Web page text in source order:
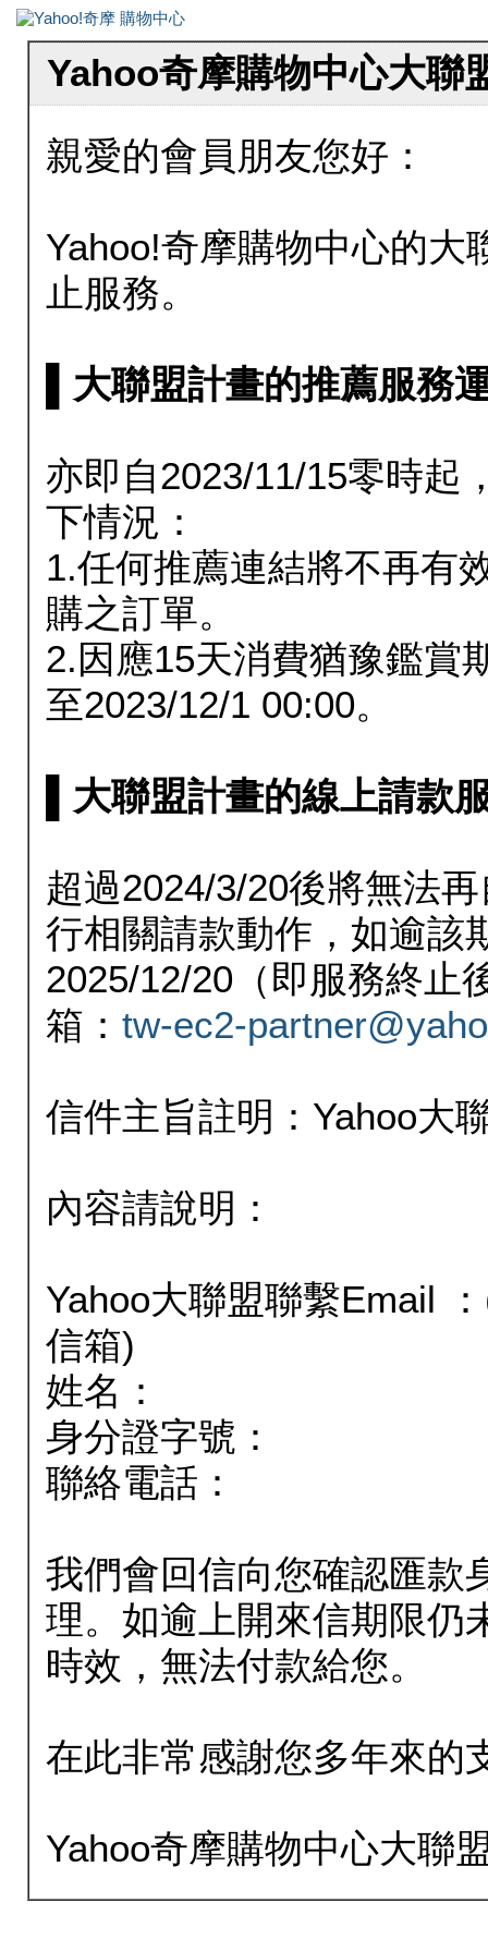
Yahoo奇摩購物中心大聯
親愛的會員朋友您好：
Yahoo!奇摩購物中心的大
止服務。
▌大聯盟計畫的推薦服務
亦即自2023/11/15零時起
下情況：
1.任何推薦連結將不再有
購之訂單。
2.因應15天消費猶豫鑑賞
至2023/12/1 00:00。
▌大聯盟計畫的線上請款
超過2024/3/20後將無法
行相關請款動作，如逾該
2025/12/20（即服務終止
箱： tw-ec2-
信件主旨註明：Yahoo大
內容請說明：
Yahoo大聯盟聯繫Email
信箱)
姓名：
身分證字號：
聯絡電話：
我們會回信向您確認匯款
理。如逾上開來信期限仍
時效，無法付款給您。
在此非常感謝您多年來的
Yahoo奇摩購物中心大